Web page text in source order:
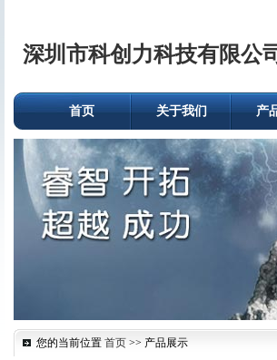
深圳市科创力科技有限公
首页 关于我们 产
您的当前位置 首页 >> 产品展示